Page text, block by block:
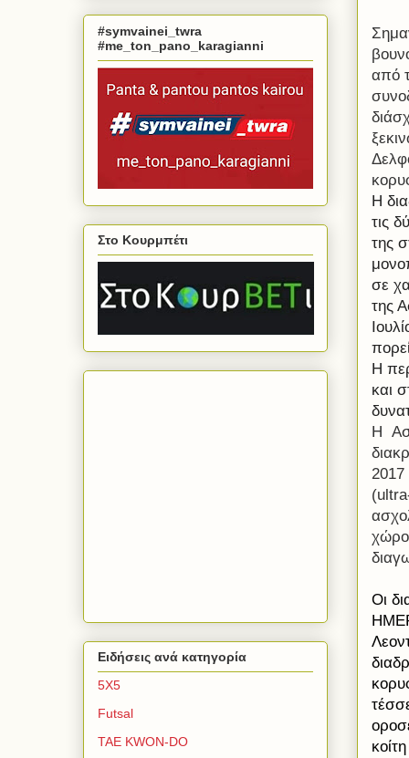
από
Η
τις
της
σε
της
Η
και
Η
2017
χώρο
Οι
#symvainei_twra
#me_ton_pano_karagianni
Στο Κουρμπέτι
Ειδήσεις ανά κατηγορία
5Χ5
Futsal
TAE KWON-DO